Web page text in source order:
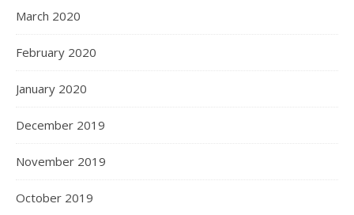
March 2020
February 2020
January 2020
December 2019
November 2019
October 2019